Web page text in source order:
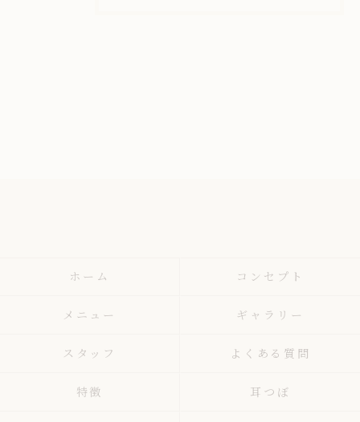
ホーム コンセプト
メニュー ギャラリー
スタッフ よくある質問
特徴 耳つぼ